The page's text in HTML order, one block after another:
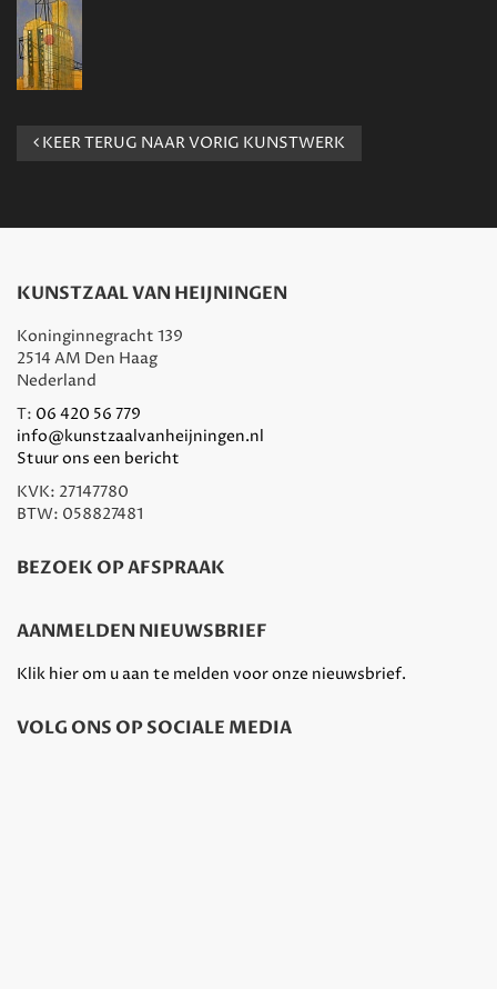
KEER TERUG NAAR VORIG KUNSTWERK
KUNSTZAAL VAN HEIJNINGEN
Koninginnegracht 139
2514 AM Den Haag
Nederland
T: 06 420 56 779
info@kunstzaalvanheijningen.nl
Stuur ons een bericht
KVK: 27147780
BTW: 058827481
BEZOEK OP AFSPRAAK
AANMELDEN NIEUWSBRIEF
Klik hier om u aan te melden voor onze nieuwsbrief.
VOLG ONS OP SOCIALE MEDIA